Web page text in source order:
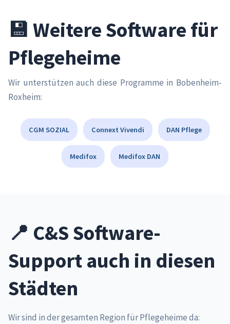
💾 Weitere Software für
Pflegeheime
Wir unterstützen auch diese Programme in Bobenheim-
Roxheim:
CGM SOZIAL Connext Vivendi DAN Pflege
Medifox Medifox DAN
📍 C&S Software-
Support auch in diesen
Städten
Wir sind in der gesamten Region für Pflegeheime da: